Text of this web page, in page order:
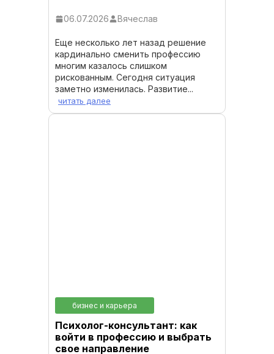
06.07.2026 Вячеслав
Еще несколько лет назад решение
кардинально сменить профессию
многим казалось слишком
рискованным. Сегодня ситуация
заметно изменилась. Развитие...
читать далее
бизнес и карьера
Психолог-консультант: как
войти в профессию и выбрать
свое направление